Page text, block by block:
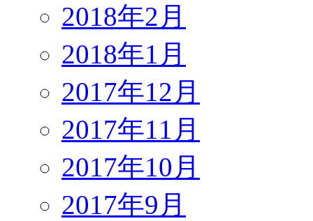
2018年2月
2018年1月
2017年12月
2017年11月
2017年10月
2017年9月